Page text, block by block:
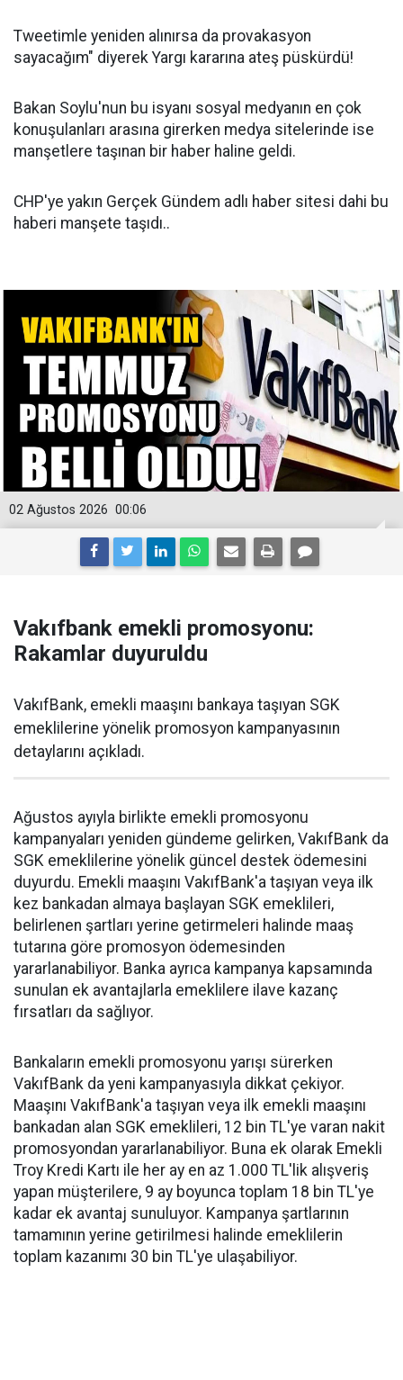
Tweetimle yeniden alınırsa da provakasyon
sayacağım" diyerek Yargı kararına ateş püskürdü!
Bakan Soylu'nun bu isyanı sosyal medyanın en çok
konuşulanları arasına girerken medya sitelerinde ise
manşetlere taşınan bir haber haline geldi.
CHP'ye yakın Gerçek Gündem adlı haber sitesi dahi bu
haberi manşete taşıdı..
00:06
02 Ağustos 2026
Vakıfbank emekli promosyonu:
Rakamlar duyuruldu
VakıfBank, emekli maaşını bankaya taşıyan SGK
emeklilerine yönelik promosyon kampanyasının
detaylarını açıkladı.
Ağustos ayıyla birlikte emekli promosyonu
kampanyaları yeniden gündeme gelirken, VakıfBank da
SGK emeklilerine yönelik güncel destek ödemesini
duyurdu. Emekli maaşını VakıfBank'a taşıyan veya ilk
kez bankadan almaya başlayan SGK emeklileri,
belirlenen şartları yerine getirmeleri halinde maaş
tutarına göre promosyon ödemesinden
yararlanabiliyor. Banka ayrıca kampanya kapsamında
sunulan ek avantajlarla emeklilere ilave kazanç
fırsatları da sağlıyor.
Bankaların emekli promosyonu yarışı sürerken
VakıfBank da yeni kampanyasıyla dikkat çekiyor.
Maaşını VakıfBank'a taşıyan veya ilk emekli maaşını
bankadan alan SGK emeklileri, 12 bin TL'ye varan nakit
promosyondan yararlanabiliyor. Buna ek olarak Emekli
Troy Kredi Kartı ile her ay en az 1.000 TL'lik alışveriş
yapan müşterilere, 9 ay boyunca toplam 18 bin TL'ye
kadar ek avantaj sunuluyor. Kampanya şartlarının
tamamının yerine getirilmesi halinde emeklilerin
toplam kazanımı 30 bin TL'ye ulaşabiliyor.